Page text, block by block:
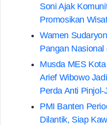
Soni Ajak
Promosikan
Wamen
Pangan Nasional
Musda MES
Arief Wibowo
Perda Anti Pinjol-
PMI Banten
Dilantik, Siap